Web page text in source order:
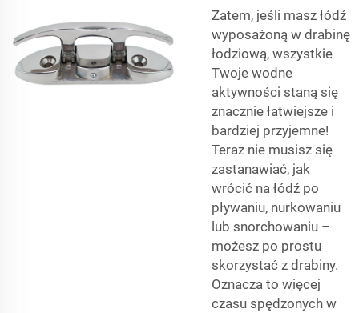
Zatem, jeśli masz łódź
wyposażoną w drabinę
łodziową, wszystkie
Twoje wodne
aktywności staną się
znacznie łatwiejsze i
bardziej przyjemne!
Teraz nie musisz się
zastanawiać, jak
wrócić na łódź po
pływaniu, nurkowaniu
lub snorchowaniu –
możesz po prostu
skorzystać z drabiny.
Oznacza to więcej
czasu spędzonych w